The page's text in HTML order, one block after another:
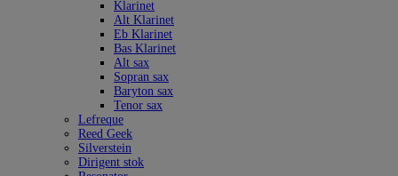
Klarinet
Alt Klarinet
Eb Klarinet
Bas Klarinet
Alt sax
Sopran sax
Baryton sax
Tenor sax
Lefreque
Reed Geek
Silverstein
Dirigent stok